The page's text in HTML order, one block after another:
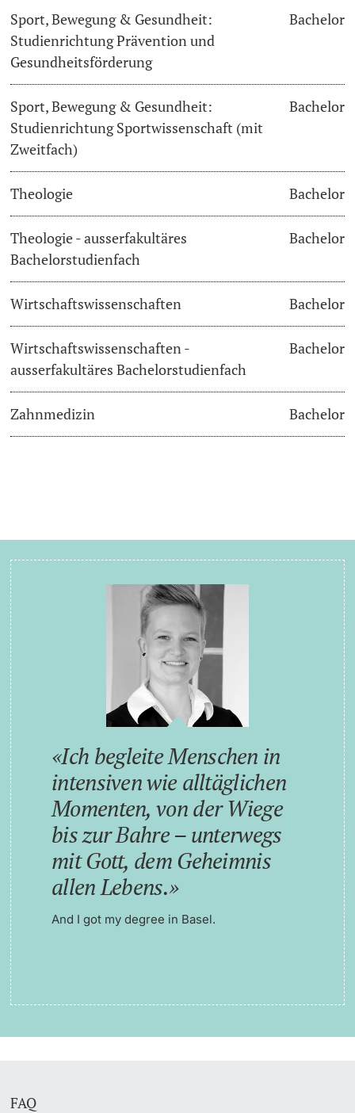
Sport, Bewegung & Gesundheit:
Studienrichtung Prävention und
Gesundheitsförderung
Bachelor
Sport, Bewegung & Gesundheit:
Studienrichtung Sportwissenschaft (mit
Zweitfach)
Bachelor
Theologie Bachelor
Theologie - ausserfakultäres
Bachelorstudienfach
Bachelor
Wirtschaftswissenschaften Bachelor
Wirtschaftswissenschaften -
ausserfakultäres Bachelorstudienfach
Bachelor
Zahnmedizin Bachelor
Ich begleite Menschen in
intensiven wie alltäglichen
Momenten, von der Wiege
bis zur Bahre – unterwegs
mit Gott, dem Geheimnis
allen Lebens.
And I got my degree in Basel.
FAQ